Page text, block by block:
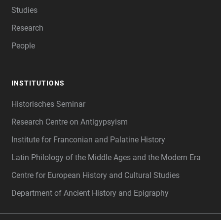
Studies
Research
People
INSTITUTIONS
Historisches Seminar
Research Centre on Antigypsyism
Institute for Franconian and Palatine History
Latin Philology of the Middle Ages and the Modern Era
Centre for European History and Cultural Studies
Department of Ancient History and Epigraphy